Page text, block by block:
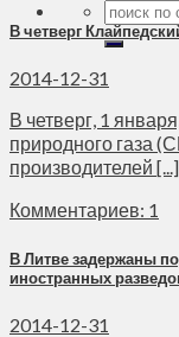
В четверг
2014-12-31
В четверг, 1
природного газа
производителей [...]
Комментариев: 1
В Литве задержаны
иностранных
2014-12-31